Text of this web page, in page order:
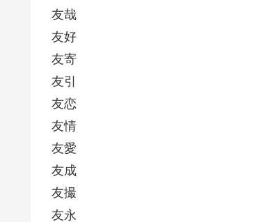
友哉
友好
友寄
友引
友恋
友情
友愛
友成
友撮
友永